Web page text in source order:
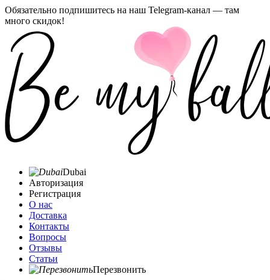
Обязательно подпишитесь на наш Telegram-канал — там
много скидок!
Dubai
Авторизация
Регистрация
О нас
Доставка
Контакты
Вопросы
Отзывы
Статьи
Перезвонить